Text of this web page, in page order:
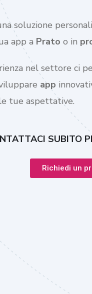
soluzione
app a Prato o in
nel settore ci
app
tue aspettative.
SUBITO
Richiedi un